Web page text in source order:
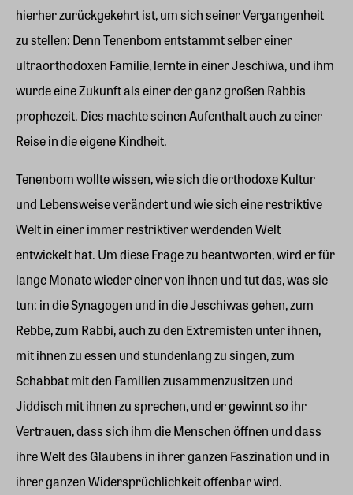
hierher zurückgekehrt ist, um sich seiner Vergangenheit
zu stellen: Denn Tenenbom entstammt selber einer
ultraorthodoxen Familie, lernte in einer Jeschiwa, und ihm
wurde eine Zukunft als einer der ganz großen Rabbis
prophezeit. Dies machte seinen Aufenthalt auch zu einer
Reise in die eigene Kindheit.
Tenenbom wollte wissen, wie sich die orthodoxe Kultur
und Lebensweise verändert und wie sich eine restriktive
Welt in einer immer restriktiver werdenden Welt
entwickelt hat. Um diese Frage zu beantworten, wird er für
lange Monate wieder einer von ihnen und tut das, was sie
tun: in die Synagogen und in die Jeschiwas gehen, zum
Rebbe, zum Rabbi, auch zu den Extremisten unter ihnen,
mit ihnen zu essen und stundenlang zu singen, zum
Schabbat mit den Familien zusammenzusitzen und
Jiddisch mit ihnen zu sprechen, und er gewinnt so ihr
Vertrauen, dass sich ihm die Menschen öffnen und dass
ihre Welt des Glaubens in ihrer ganzen Faszination und in
ihrer ganzen Widersprüchlichkeit offenbar wird.